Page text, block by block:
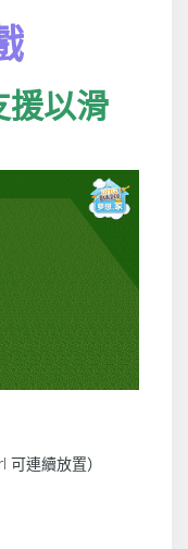
援以滑
連續放置）